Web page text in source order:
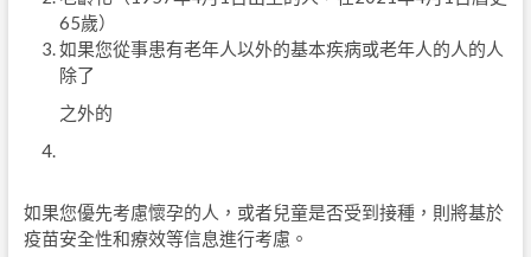
65歲）
如果您從事患有老年人以外的基本疾病或老年人的人的人
除了
之外的
如果您優先考慮懷孕的人，或者兒童是否受到接種，則將基於
疫苗安全性和療效等信息進行考慮。